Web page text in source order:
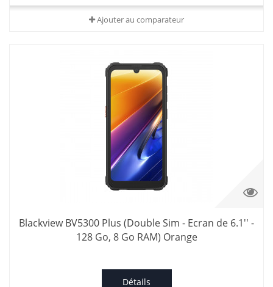
Ajouter au comparateur
Blackview BV5300 Plus (Double Sim - Ecran de 6.1'' -
128 Go, 8 Go RAM) Orange
Détails